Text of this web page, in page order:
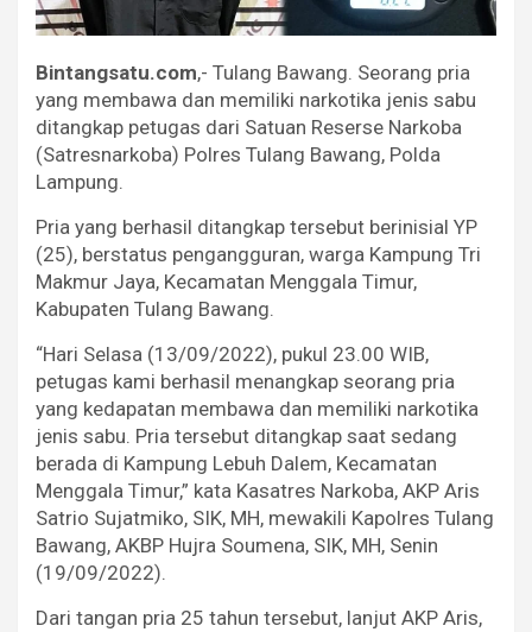
Bintangsatu.com,- Tulang Bawang. Seorang pria
yang membawa dan memiliki narkotika jenis sabu
ditangkap petugas dari Satuan Reserse Narkoba
(Satresnarkoba) Polres Tulang Bawang, Polda
Lampung.
Pria yang berhasil ditangkap tersebut berinisial YP
(25), berstatus pengangguran, warga Kampung Tri
Makmur Jaya, Kecamatan Menggala Timur,
Kabupaten Tulang Bawang.
“Hari Selasa (13/09/2022), pukul 23.00 WIB,
petugas kami berhasil menangkap seorang pria
yang kedapatan membawa dan memiliki narkotika
jenis sabu. Pria tersebut ditangkap saat sedang
berada di Kampung Lebuh Dalem, Kecamatan
Menggala Timur,” kata Kasatres Narkoba, AKP Aris
Satrio Sujatmiko, SIK, MH, mewakili Kapolres Tulang
Bawang, AKBP Hujra Soumena, SIK, MH, Senin
(19/09/2022).
Dari tangan pria 25 tahun tersebut, lanjut AKP Aris,